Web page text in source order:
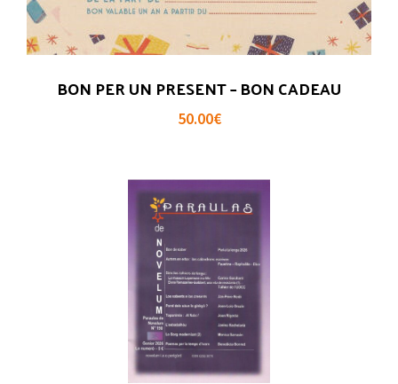
BON PER UN PRESENT – BON CADEAU
50.00€